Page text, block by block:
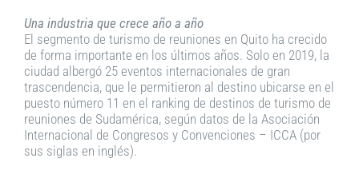
Una industria que crece año a año
El segmento de turismo de reuniones en Quito ha crecido
de forma importante en los últimos años. Solo en 2019, la
ciudad albergó 25 eventos internacionales de gran
trascendencia, que le permitieron al destino ubicarse en el
puesto número 11 en el ranking de destinos de turismo de
reuniones de Sudamérica, según datos de la Asociación
Internacional de Congresos y Convenciones – ICCA (por
sus siglas en inglés).